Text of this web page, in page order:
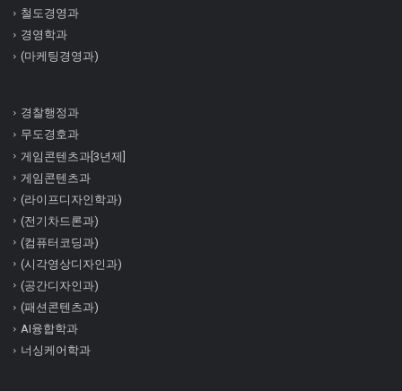
철도경영과
경영학과
(마케팅경영과)
경찰행정과
무도경호과
게임콘텐츠과[3년제]
게임콘텐츠과
(라이프디자인학과)
(전기차드론과)
(컴퓨터코딩과)
(시각영상디자인과)
(공간디자인과)
(패션콘텐츠과)
AI융합학과
너싱케어학과